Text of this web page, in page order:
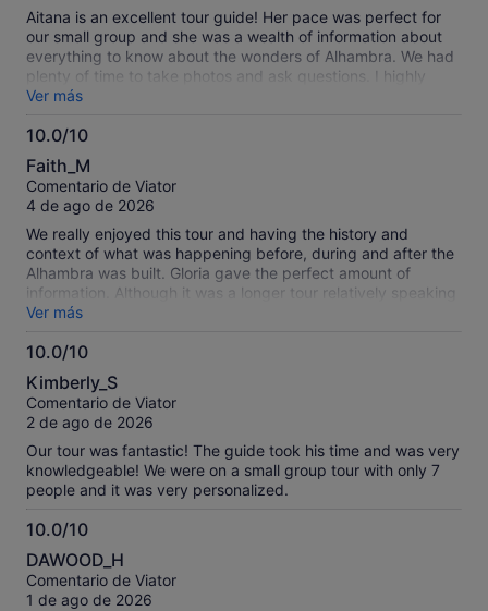
Aitana is an excellent tour guide! Her pace was perfect for
our small group and she was a wealth of information about
everything to know about the wonders of Alhambra. We had
plenty of time to take photos and ask questions. I highly
recommend to go and see the place as it is truly magnificent.
Ver más
10.0/10
10.0
sobre
10
Faith_M
Comentario de Viator
4 de ago de 2026
We really enjoyed this tour and having the history and
context of what was happening before, during and after the
Alhambra was built. Gloria gave the perfect amount of
information. Although it was a longer tour relatively speaking
(3 hrs), it was definitely at the right speed and pace with a
pause for a water and/or restroom break. The palaces and
the gardens are just phenomenal to see. I’m really glad we
Ver más
10.0/10
10.0
sobre
10
Kimberly_S
Comentario de Viator
2 de ago de 2026
Our tour was fantastic! The guide took his time and was very
knowledgeable! We were on a small group tour with only 7
people and it was very personalized.
10.0/10
10.0
sobre
10
DAWOOD_H
Comentario de Viator
1 de ago de 2026